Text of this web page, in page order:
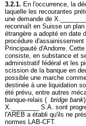
3.2.1. En l'occurrence, la
laquelle les recourantes
une demande de
reconnaît en Suisse un
étrangère a adopté en date
procédure
Principauté d'Andorre.
consiste, en substance et
administratif fédéral et les
scission de la banque en
possible une marche
destinée à une liquidation
été prévu, entre autres
banque-relais ( bridge bank
X.________ S.A. sont
l'AREB a établi qu'ils ne
normes LAB-CFT.